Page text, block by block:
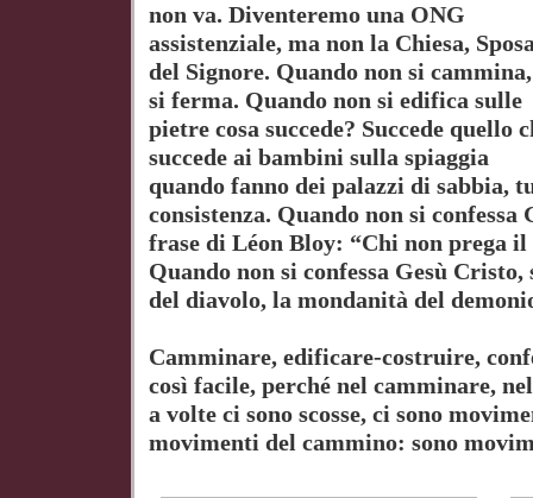
non va. Diventeremo una ONG
assistenziale, ma non la Chiesa,
del Signore. Quando non si
si ferma. Quando non si edifica sulle
pietre cosa succede? Succede quello
succede ai bambini sulla spiaggia
quando fanno dei palazzi di sabbia,
consistenza. Quando non si
frase di Léon Bloy: “Chi non prega
Quando non si confessa Gesù
del diavolo, la mondanità del
Camminare, edificare-costruire,
così facile, perché nel camminare,
a volte ci sono scosse, ci sono
movimenti del cammino: sono